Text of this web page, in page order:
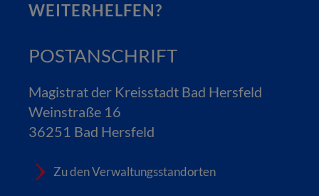
WEITERHELFEN?
POSTANSCHRIFT
Magistrat der Kreisstadt Bad Hersfeld
Weinstraße 16
36251 Bad Hersfeld
Zu den Verwaltungsstandorten